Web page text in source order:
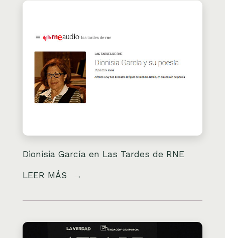
Dionisia García en Las Tardes de RNE
LEER MÁS